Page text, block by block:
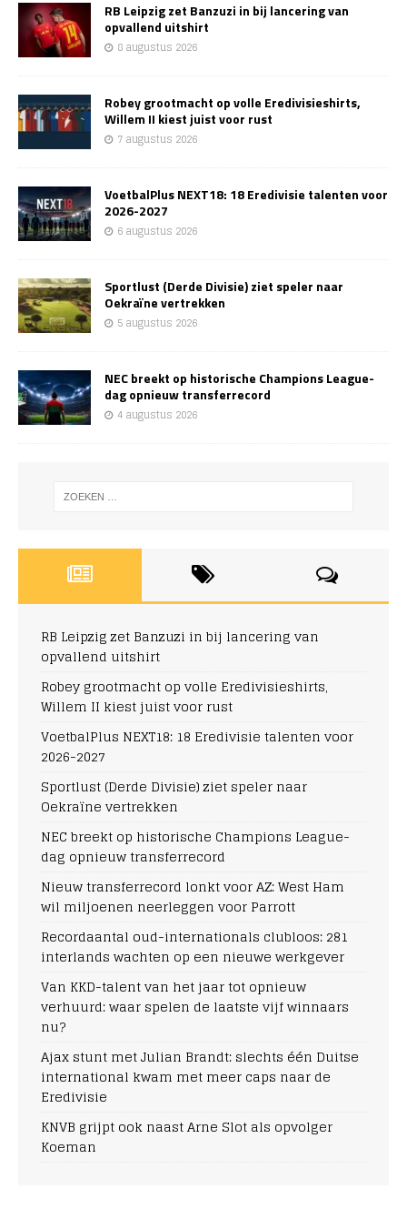
RB Leipzig zet Banzuzi in bij lancering van
opvallend uitshirt
8 augustus 2026
Robey grootmacht op volle Eredivisieshirts,
Willem II kiest juist voor rust
7 augustus 2026
VoetbalPlus NEXT18: 18 Eredivisie talenten voor
2026-2027
6 augustus 2026
Sportlust (Derde Divisie) ziet speler naar
Oekraïne vertrekken
5 augustus 2026
NEC breekt op historische Champions League-
dag opnieuw transferrecord
4 augustus 2026
RB Leipzig zet Banzuzi in bij lancering van
opvallend uitshirt
Robey grootmacht op volle Eredivisieshirts,
Willem II kiest juist voor rust
VoetbalPlus NEXT18: 18 Eredivisie talenten voor
2026-2027
Sportlust (Derde Divisie) ziet speler naar
Oekraïne vertrekken
NEC breekt op historische Champions League-
dag opnieuw transferrecord
Nieuw transferrecord lonkt voor AZ: West Ham
wil miljoenen neerleggen voor Parrott
Recordaantal oud-internationals clubloos: 281
interlands wachten op een nieuwe werkgever
Van KKD-talent van het jaar tot opnieuw
verhuurd: waar spelen de laatste vijf winnaars
nu?
Ajax stunt met Julian Brandt: slechts één Duitse
international kwam met meer caps naar de
Eredivisie
KNVB grijpt ook naast Arne Slot als opvolger
Koeman